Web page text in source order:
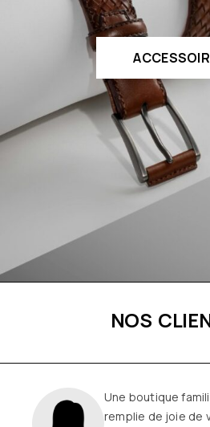
NOS
Une boutique
remplie de joie de